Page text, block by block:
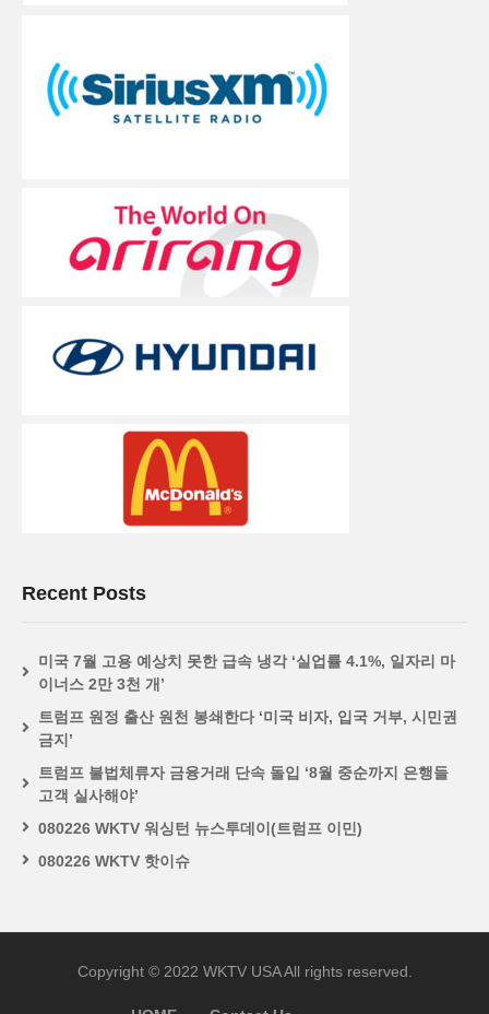
Recent Posts
미국 7월 고용 예상치 못한 급속 냉각 ‘실업률 4.1%, 일자리 마
이너스 2만 3천 개’
트럼프 원정 출산 원천 봉쇄한다 ‘미국 비자, 입국 거부, 시민권
금지’
트럼프 불법체류자 금융거래 단속 돌입 ‘8월 중순까지 은행들
고객 실사해야’
080226 WKTV 워싱턴 뉴스투데이(트럼프 이민)
080226 WKTV 핫이슈
Copyright © 2022 WKTV USA All rights reserved.